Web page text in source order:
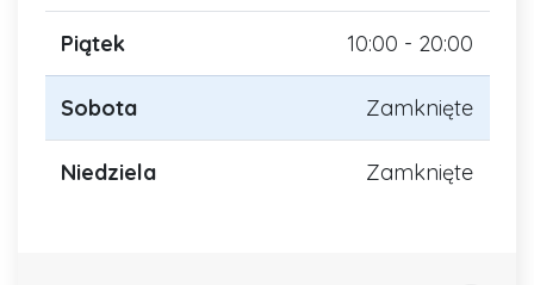
Piątek 10:00 - 20:00
Sobota Zamknięte
Niedziela Zamknięte